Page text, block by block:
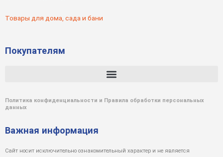
Товары для дома, сада и бани
Покупателям
Политика конфиденциальности и Правила обработки персональных
данных
Важная информация
Сайт носит исключительно ознакомительный характер и не является